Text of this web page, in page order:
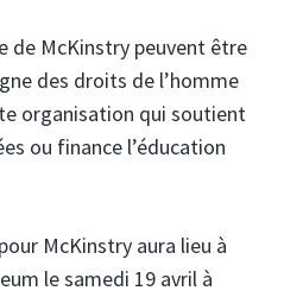
de McKinstry peuvent être
des droits de l’homme
organisation qui soutient
ou finance l’éducation
McKinstry aura lieu à
le samedi 19 avril à